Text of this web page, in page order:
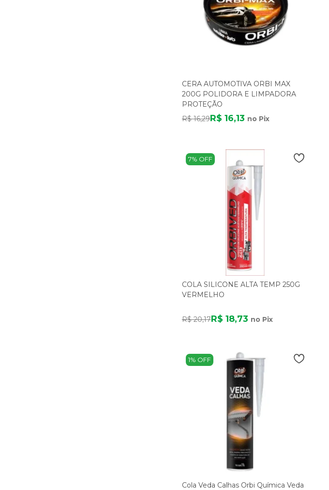
CERA AUTOMOTIVA ORBI MAX
200G POLIDORA E LIMPADORA
PROTEÇÃO
R$ 16,29R$ 16,13 no Pix
7% OFF
COLA SILICONE ALTA TEMP 250G
VERMELHO
R$ 20,17R$ 18,73 no Pix
1% OFF
Cola Veda Calhas Orbi Química Veda